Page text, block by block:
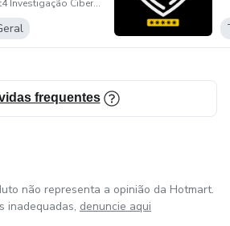
Ct4 Investigação Cibernética
frequentes
não representa a opinião da Hotmart.
inadequadas, denuncie aqui